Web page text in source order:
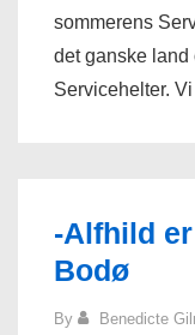
sommerens
det ganske land
Servicehelter.
-Alfhild
Bodø
By Benedicte